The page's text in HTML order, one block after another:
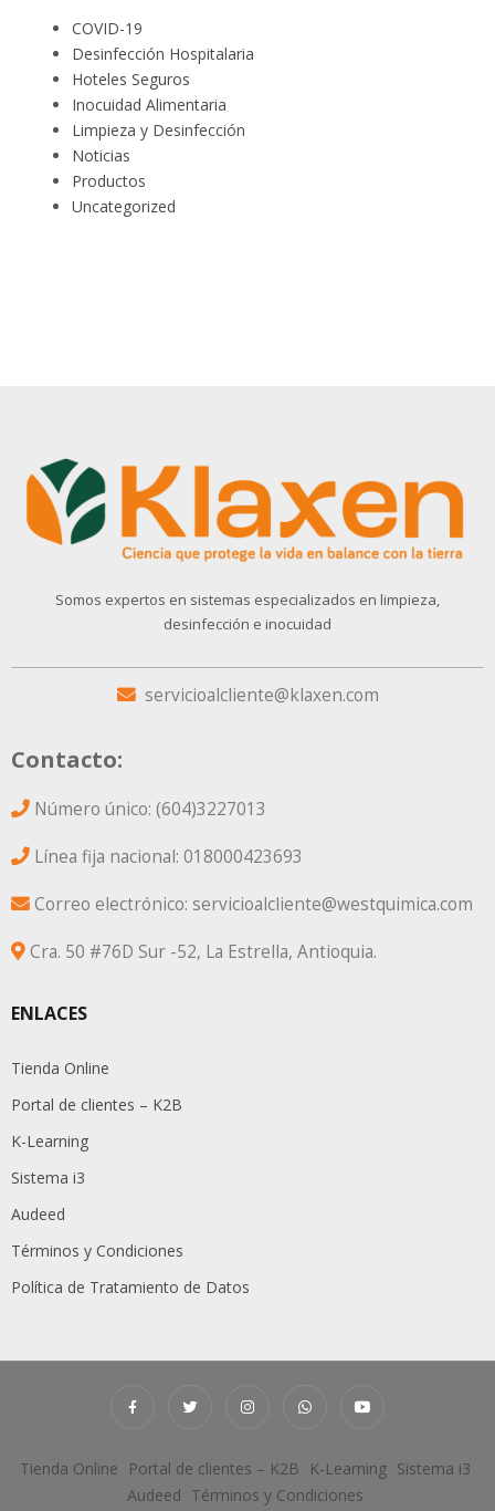
COVID-19
Desinfección Hospitalaria
Hoteles Seguros
Inocuidad Alimentaria
Limpieza y Desinfección
Noticias
Productos
Uncategorized
Somos expertos en sistemas especializados en limpieza,
desinfección e inocuidad
servicioalcliente@klaxen.com
Contacto:
Número único: (604)3227013
Línea fija nacional: 018000423693
Correo electrónico: servicioalcliente@westquimica.com
Cra. 50 #76D Sur -52, La Estrella, Antioquia.
ENLACES
Tienda Online
Portal de clientes – K2B
K-Learning
Sistema i3
Audeed
Términos y Condiciones
Política de Tratamiento de Datos
Tienda Online Portal de clientes – K2B K-Learning Sistema i3
Audeed Términos y Condiciones